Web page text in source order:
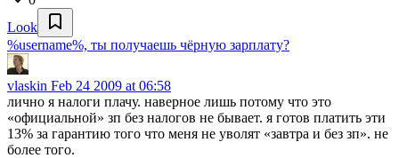
Look
%username%, ты получаешь чёрную зарплату?
vlaskin Feb 24 2009 at 06:58
лично я налоги плачу. наверное лишь потому что это
«официальной» зп без налогов не бывает. я готов платить эти
13% за гарантию того что меня не уволят «завтра и без зп». не
более того.